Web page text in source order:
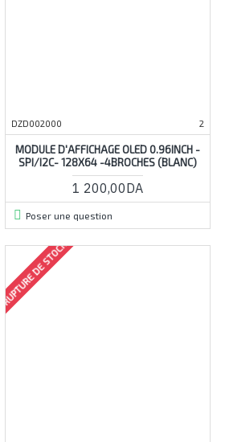
DZD002000 2
MODULE D'AFFICHAGE OLED 0.96INCH -
SPI/I2C- 128X64 -4BROCHES (BLANC)
1 200,00DA
Poser une question
RUPTURE DE STOCK